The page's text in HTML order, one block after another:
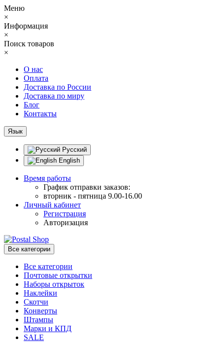
Меню
×
Информация
×
Поиск товаров
×
О нас
Оплата
Доставка по России
Доставка по миру
Блог
Контакты
Язык
Русский
English
Время работы
График отправки заказов:
вторник - пятница 9.00-16.00
Личный кабинет
Регистрация
Авторизация
Все категории
Все категории
Почтовые открытки
Наборы открыток
Наклейки
Скотчи
Конверты
Штампы
Марки и КПД
SALE